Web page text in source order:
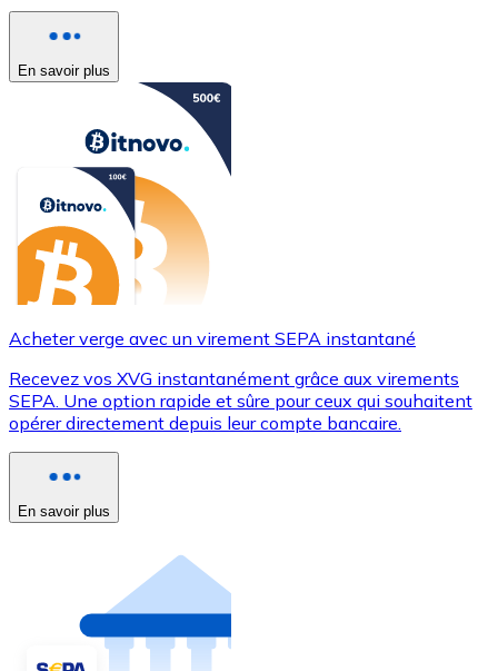
En savoir plus
Acheter verge avec un virement SEPA instantané
Recevez vos XVG instantanément grâce aux virements
SEPA. Une option rapide et sûre pour ceux qui souhaitent
opérer directement depuis leur compte bancaire.
En savoir plus